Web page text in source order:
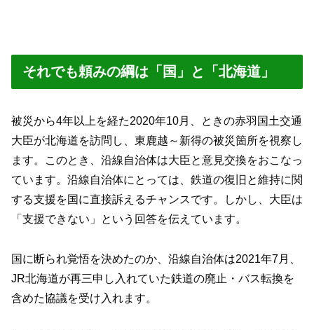
それでも頼みの綱は「国」と「北海道」
被災から4年以上を経た2020年10月、ときの赤羽国土交通
大臣が北海道を訪問し、東鹿越～新得の被災箇所を視察し
ます。このとき、沿線自治体は大臣と意見交換をおこなっ
ています。沿線自治体にとっては、鉄道の復旧と維持に関
する支援を国に直接訴えるチャンスです。しかし、大臣は
「支援できない」という回答を伝えています。
国に断られ覚悟を決めたのか、沿線自治体は2021年7月、
JR北海道が再三申し入れていた鉄道の廃止・バス転換を
含めた協議を受け入れます。